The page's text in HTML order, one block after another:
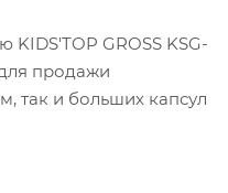
GROSS KSG-
продажи
так и больших капсул